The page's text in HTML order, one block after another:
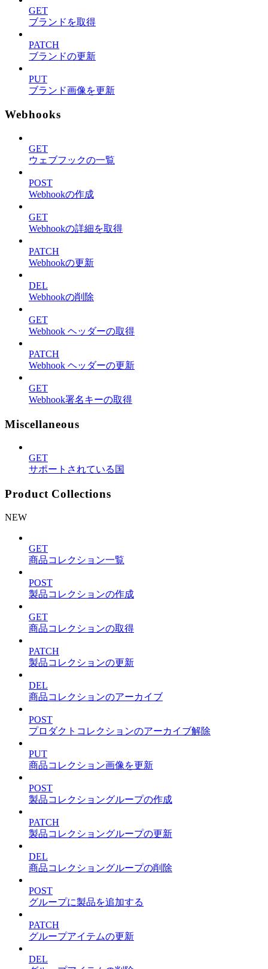
GET
ブランドを取得
PATCH
ブランドの更新
PUT
ブランド画像を更新
Webhooks
GET
ウェブフックの一覧
POST
Webhookの作成
GET
Webhookの詳細を取得
PATCH
Webhookの更新
DEL
Webhookの削除
GET
Webhook ヘッダーの取得
PATCH
Webhook ヘッダーの更新
GET
Webhook署名キーの取得
Miscellaneous
GET
サポートされている国
Product Collections
NEW
GET
商品コレクション一覧
POST
製品コレクションの作成
GET
商品コレクションの取得
PATCH
製品コレクションの更新
DEL
商品コレクションのアーカイブ
POST
プロダクトコレクションのアーカイブ解除
PUT
商品コレクション画像を更新
POST
製品コレクショングループの作成
PATCH
製品コレクショングループの更新
DEL
商品コレクショングループの削除
POST
グループに製品を追加する
PATCH
グループアイテムの更新
DEL